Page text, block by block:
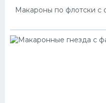
Макароны по флотски с